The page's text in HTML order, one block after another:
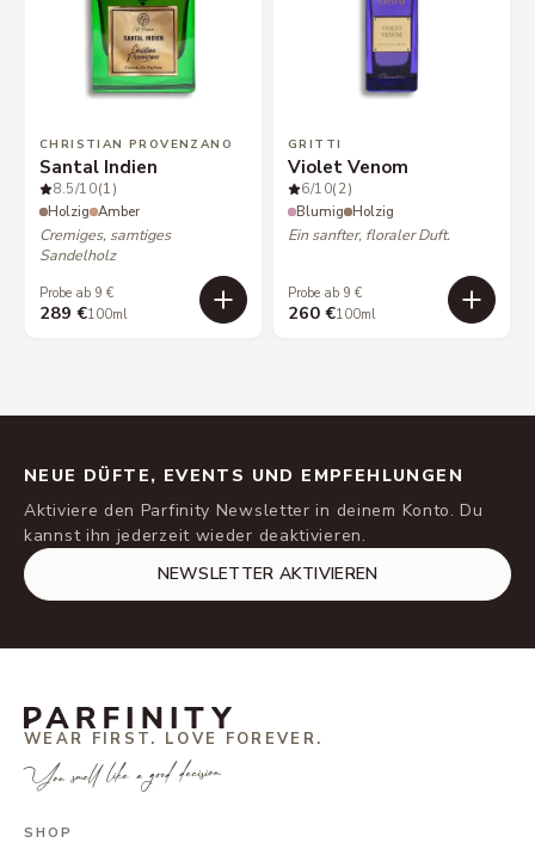
CHRISTIAN PROVENZANO
Santal Indien
8.5/10(1)
Holzig Amber
Cremiges, samtiges
Sandelholz
Probe ab 9 €
289 €100ml
GRITTI
Violet Venom
6/10(2)
Blumig Holzig
Ein sanfter, floraler Duft.
Probe ab 9 €
260 €100ml
NEUE DÜFTE, EVENTS UND EMPFEHLUNGEN
Aktiviere den Parfinity Newsletter in deinem Konto. Du
kannst ihn jederzeit wieder deaktivieren.
NEWSLETTER AKTIVIEREN
WEAR FIRST. LOVE FOREVER.
You smell like a good decision.
SHOP